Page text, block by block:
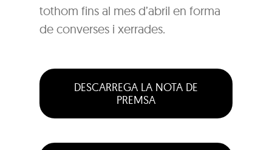
tothom fins al mes d’abril en forma
de converses i xerrades.
DESCARREGA LA NOTA DE
PREMSA